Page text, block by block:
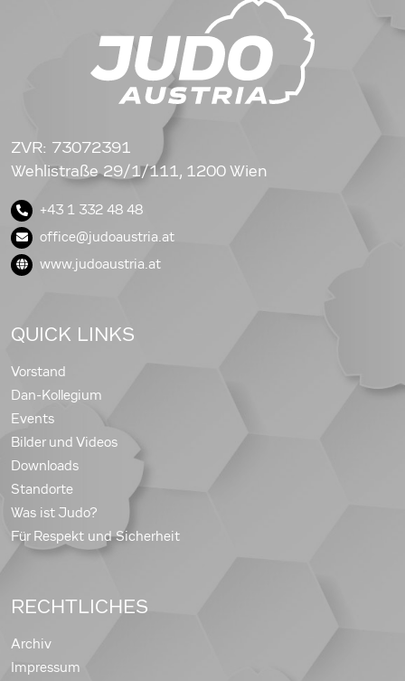
ZVR: 73072391
Wehlistraße 29/1/111, 1200 Wien
+43 1 332 48 48
office@judoaustria.at
www.judoaustria.at
QUICK LINKS
Vorstand
Dan-Kollegium
Events
Bilder und Videos
Downloads
Standorte
Was ist Judo?
Für Respekt und Sicherheit
RECHTLICHES
Archiv
Impressum